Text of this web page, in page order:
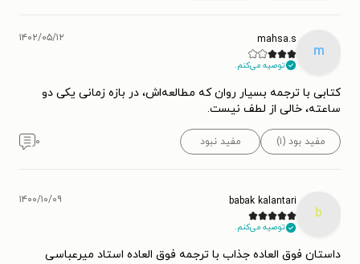
m
mahsa.s
توصیه می‌کنم.
۱۴۰۲/۰۵/۱۲
کتابی با ترجمه بسیار روان که مطالعه‌اش، در بازه زمانی یکی دو
ساعته، خالی از لطف نیست.
مفید بود (۱) مفید نبود ۰
b
babak kalantari
توصیه می‌کنم.
۱۴۰۰/۱۰/۰۹
داستان فوق العاده جذاب با ترجمه فوق العاده استاد میرعباسی